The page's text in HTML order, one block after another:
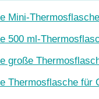
Mini-Thermosflasche
500 ml-
große
Thermosflasche für